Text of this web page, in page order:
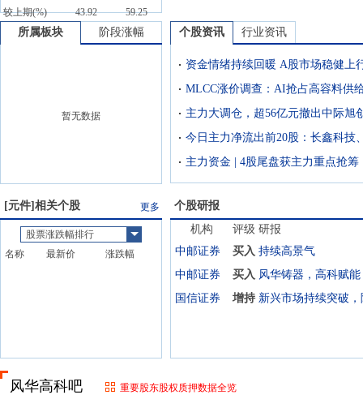
较上期(%)
43.92 59.25
所属板块 阶段涨幅
暂无数据
个股资讯 行业资讯
资金情绪持续回暖 A股市场稳健上
MLCC涨价调查：AI抢占高容料供
主力大调仓，超56亿元撤出中际旭
主力资金 | 4股尾盘获主力重点抢筹
[元件]相关个股 更多
股票涨跌幅排行
名称
最新价 涨跌幅
个股研报
机构
评级 研报
中邮证券
买入 持续高景气
中邮证券
买入 风华铸器，高科赋能
国信证券
增持
风华高科吧 重要股东股权质押数据全览